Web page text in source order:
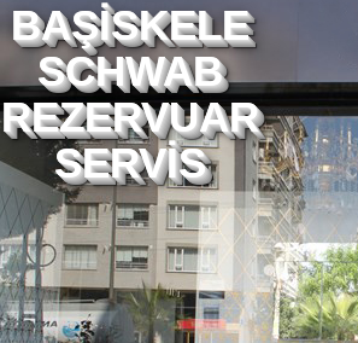
BAŞİSKELE
SCHWAB
REZERVUAR
SERVİS